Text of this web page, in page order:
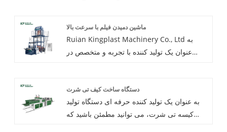
ماشین دمیدن فیلم با سرعت بالا
Ruian Kingplast Machinery Co., Ltd به
عنوان یک تولید کننده با تجربه و متخصص در
نیازهای مشتریانی طراحی شده است که بهبود
راندمان تولید را در اولویت قرار می دهند و دارای
دستگاه ساخت کیف تی شرت
به عنوان یک تولید کننده حرفه ای دستگاه تولید
کیسه تی شرت، می توانید مطمئن باشید که